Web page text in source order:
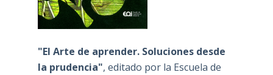
"El Arte de aprender. Soluciones desde
la prudencia", editado por la Escuela de